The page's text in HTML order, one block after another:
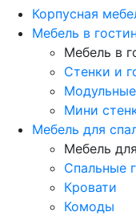
Корпусная
Мебель в
Мебель в
Стенки и
Мини
Мебель для
Мебель
Спальные
Кровати
Комоды